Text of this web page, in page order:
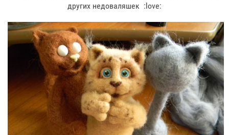
других недоваляшек :love: